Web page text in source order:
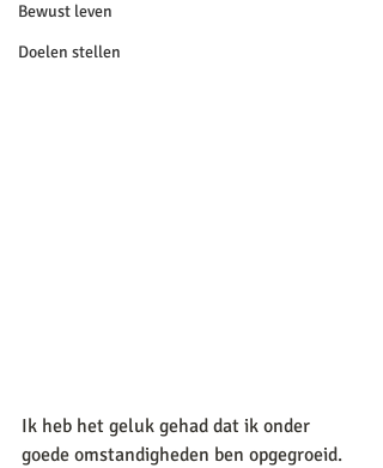
Bewust leven
Doelen stellen
Ik heb het geluk gehad dat ik onder
goede omstandigheden ben opgegroeid.